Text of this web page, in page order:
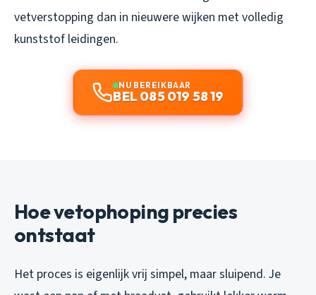
vetverstopping dan in nieuwere wijken met volledig
kunststof leidingen.
NU BEREIKBAAR
BEL 085 019 58 19
Hoe vetophoping precies
ontstaat
Het proces is eigenlijk vrij simpel, maar sluipend. Je